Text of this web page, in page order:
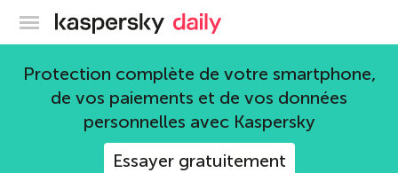
Blog officiel de Kaspersky
Protection complète de votre smartphone,
de vos paiements et de vos données
personnelles avec Kaspersky
Essayer gratuitement